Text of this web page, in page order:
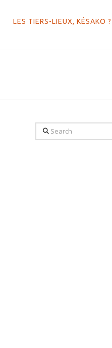
LES TIERS-LIEUX, KÉSAKO ?
Search